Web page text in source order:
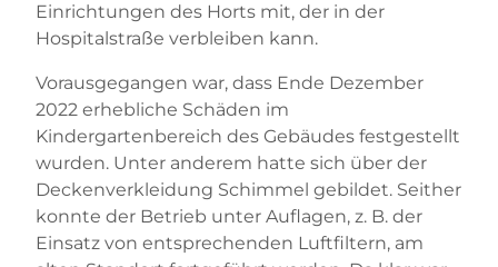
Einrichtungen des Horts mit, der in der
Hospitalstraße verbleiben kann.
Vorausgegangen war, dass Ende Dezember
2022 erhebliche Schäden im
Kindergartenbereich des Gebäudes festgestellt
wurden. Unter anderem hatte sich über der
Deckenverkleidung Schimmel gebildet. Seither
konnte der Betrieb unter Auflagen, z. B. der
Einsatz von entsprechenden Luftfiltern, am